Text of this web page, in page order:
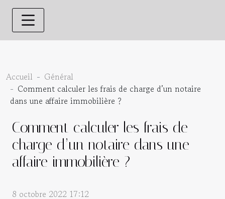
Accueil
Général
Comment calculer les frais de charge d’un notaire
dans une affaire immobilière ?
Comment calculer les frais de
charge d’un notaire dans une
affaire immobilière ?
8 octobre 2022 17:12